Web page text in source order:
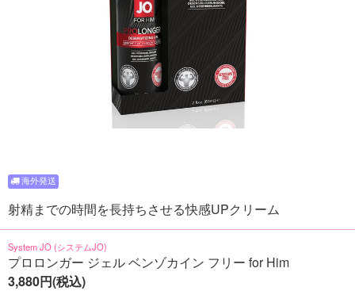
射精までの時間を長持ちさせる快感UPクリーム
System JO (システムJO)
プロロンガー ジェル ベンゾカイン フリー for Him
3,880円(税込)